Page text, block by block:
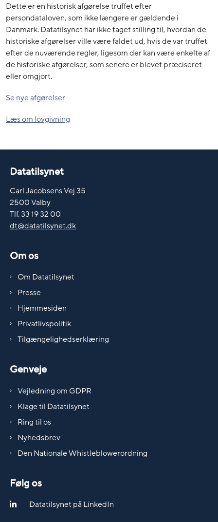
Dette er en historisk afgørelse truffet efter
persondataloven, som ikke længere er gældende i
Danmark. Datatilsynet har ikke taget stilling til, hvordan de
historiske afgørelser ville være faldet ud, hvis de var truffet
efter de nuværende regler, ligesom der kan være enkelte af
de historiske afgørelser, som senere er blevet præciseret
eller omgjort.
Se nye afgørelser
Læs om lovgivning
Datatilsynet
Carl Jacobsens Vej 35
2500 Valby
Tlf. 33 19 32 00
dt@datatilsynet.dk
Om os
Om Datatilsynet
Presse
Hjemmesiden
Privatlivspolitik
Tilgængelighedserklæring
Genveje
Vejledning om GDPR
Klage til Datatilsynet
Ring til os
Nyhedsbrev
Den Nationale Whistleblowerordning
Følg os
Datatilsynet på LinkedIn